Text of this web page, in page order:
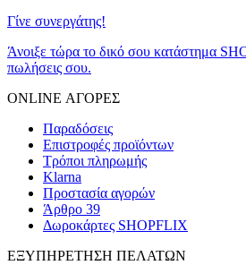
Γίνε συνεργάτης!
Άνοιξε τώρα το δικό σου κατάστημα
πωλήσεις σου.
ONLINE ΑΓΟΡΕΣ
Παραδόσεις
Επιστροφές προϊόντων
Τρόποι πληρωμής
Klarna
Προστασία αγορών
Άρθρο 39
Δωροκάρτες SHOPFLIX
ΕΞΥΠΗΡΕΤΗΣΗ ΠΕΛΑΤΩΝ